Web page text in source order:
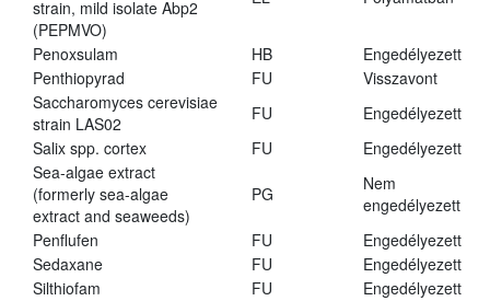
strain, mild isolate Abp2
(PEPMVO)
Penoxsulam HB
Engedélyezett
Penthiopyrad
FU
Visszavont
Saccharomyces cerevisiae
strain LAS02
FU
Engedélyezett
Salix spp. cortex
FU
Engedélyezett
Sea-algae extract
(formerly sea-algae
extract and seaweeds)
PG
Nem
engedélyezett
Penflufen
FU
Engedélyezett
Sedaxane
FU
Engedélyezett
Silthiofam
FU
Engedélyezett